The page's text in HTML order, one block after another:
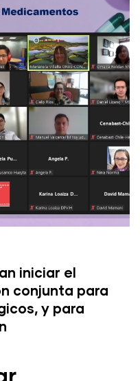
iniciar el
conjunta para
y para